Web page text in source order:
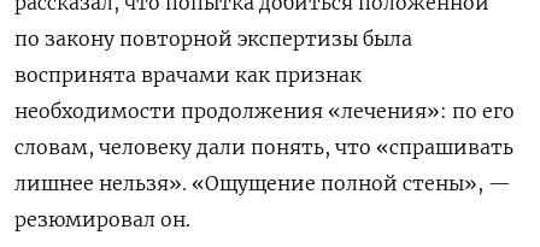
по закону повторной экспертизы была
воспринята врачами как признак
необходимости продолжения «лечения»: по его
словам, человеку дали понять, что «спрашивать
лишнее нельзя». «Ощущение полной стены», —
резюмировал он.